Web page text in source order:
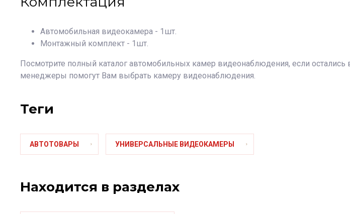
Автомобильная видеокамера - 1шт.
Монтажный комплект - 1шт.
Посмотрите полный каталог автомобильных камер видеонаблюдения, если
менеджеры помогут Вам выбрать камеру видеонаблюдения.
теги
АВТОТОВАРЫ УНИВЕРСАЛЬНЫЕ ВИДЕОКАМЕРЫ
Находится в разделах